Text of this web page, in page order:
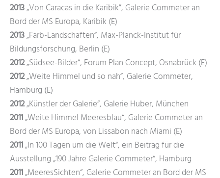
2013„Von Caracas in die Karibik”, Galerie Commeter an
Bord der MS Europa, Karibik (E)
2013„Farb-Landschaften“, Max-Planck-Institut für
Bildungsforschung, Berlin (E)
2012„Südsee-Bilder“, Forum Plan Concept, Osnabrück (E)
2012„Weite Himmel und so nah”, Galerie Commeter,
Hamburg (E)
2012„Künstler der Galerie“, Galerie Huber, München
2011„Weite Himmel Meeresblau“, Galerie Commeter an
Bord der MS Europa, von Lissabon nach Miami (E)
2011„In 100 Tagen um die Welt“, ein Beitrag für die
Ausstellung „190 Jahre Galerie Commeter“, Hamburg
2011„MeeresSichten“, Galerie Commeter an Bord der MS